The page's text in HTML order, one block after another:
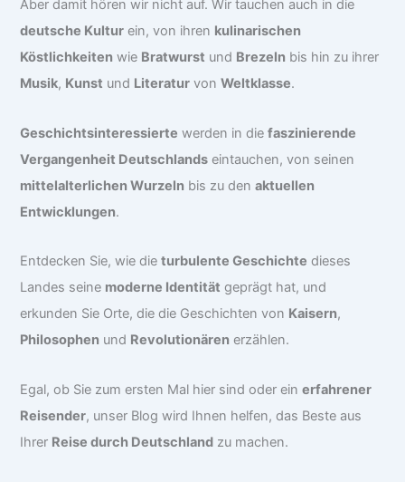
Aber damit hören wir nicht auf. Wir tauchen auch in die
deutsche Kultur ein, von ihren kulinarischen
Köstlichkeiten wie Bratwurst und Brezeln bis hin zu ihrer
Musik, Kunst und Literatur vonWeltklasse.
Geschichtsinteressierte werden in diefaszinierende
Vergangenheit Deutschlands eintauchen, von seinen
mittelalterlichen Wurzeln bis zu denaktuellen
Entwicklungen.
Entdecken Sie, wie dieturbulente Geschichte dieses
Landes seine moderne Identität geprägt hat, und
erkunden Sie Orte, die die Geschichten von Kaisern,
Philosophen und Revolutionären erzählen.
Egal, ob Sie zum ersten Mal hier sind oder einerfahrener
Reisender, unser Blog wird Ihnen helfen, das Beste aus
Ihrer Reise durch Deutschland zu machen.